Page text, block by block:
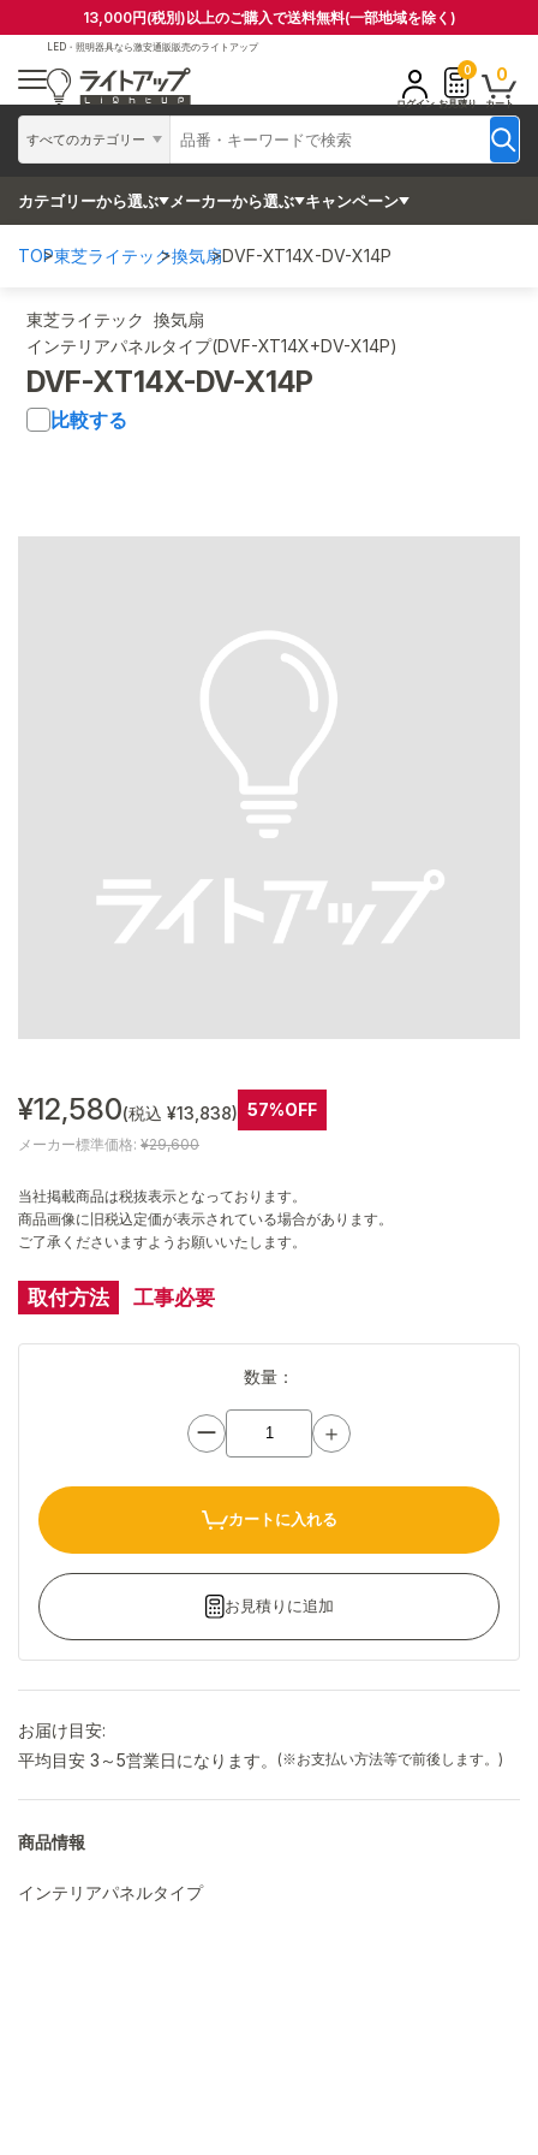
13,000円(税別)以上のご購入で送料無料(一部地域を除く)
LED・照明器具なら激安通販販売のライトアップ
すべてのカテゴリー
ログイン
0
お見積り
0
カート
カテゴリーから選ぶ メーカーから選ぶ キャンペーン
TOP東芝ライテック換気扇DVF-XT14X-DV-X14P
東芝ライテック 換気扇
インテリアパネルタイプ(DVF-XT14X+DV-X14P)
DVF-XT14X-DV-X14P
比較する
¥12,580(税込 ¥13,838) 57%OFF
メーカー標準価格: ¥29,600
当社掲載商品は税抜表示となっております。
商品画像に旧税込定価が表示されている場合があります。
ご了承くださいますようお願いいたします。
取付方法 工事必要
数量：
ー ＋
カートに入れる
お見積りに追加
お届け目安:
平均目安 3～5営業日になります。
(※お支払い方法等で前後します。)
商品情報
インテリアパネルタイプ